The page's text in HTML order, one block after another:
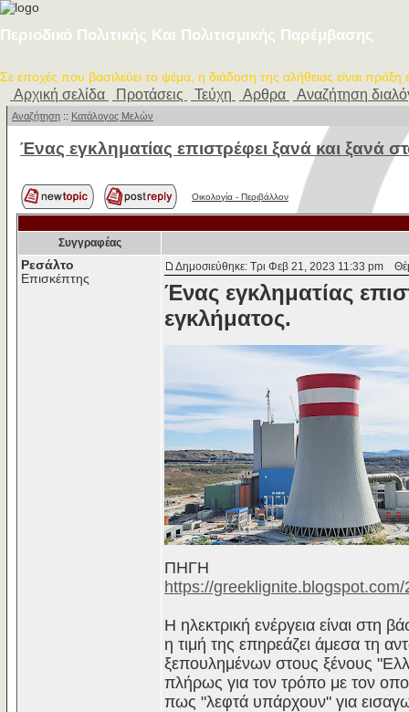
Περιοδικό Πολιτικής Και Πολιτισμικής Παρέμβασης
Σε εποχές που βασιλεύει το ψέμα, η διάδοση της αλήθειας είναι πράξη
Αρχική σελίδα Προτάσεις Τεύχη Αρθρα Αναζήτηση
Αναζήτηση :: Κατάλογος Μελών
Ένας εγκληματίας επιστρέφει ξανά και ξανά
Οικολογία - Περιβάλλον
Συγγραφέας
Ρεσάλτο
Επισκέπτης
Δημοσιεύθηκε: Τρι Φεβ 21, 2023 11:33 pm
Ένας εγκληματίας
εγκλήματος.
ΠΗΓΗ
https://
Η ηλεκτρική ενέργεια είναι στη
η τιμή της επηρεάζει άμεσα τη
ξεπουλημένων στους ξένους
πλήρως για τον τρόπο με τον
πως "λεφτά υπάρχουν" για